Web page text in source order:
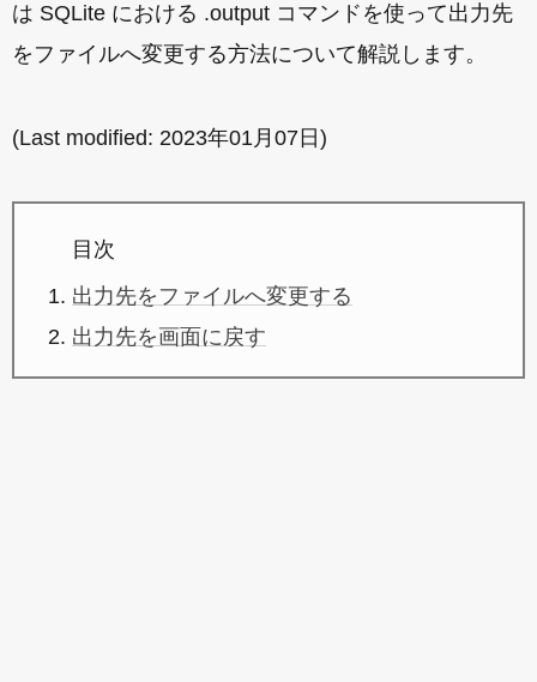
は SQLite における .output コマンドを使って出力先
をファイルへ変更する方法について解説します。
(Last modified: 2023年01月07日 )
目次
出力先をファイルへ変更する
出力先を画面に戻す